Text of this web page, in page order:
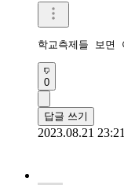
학교측제들 보면
0
답글 쓰기
2023.08.21 23:21